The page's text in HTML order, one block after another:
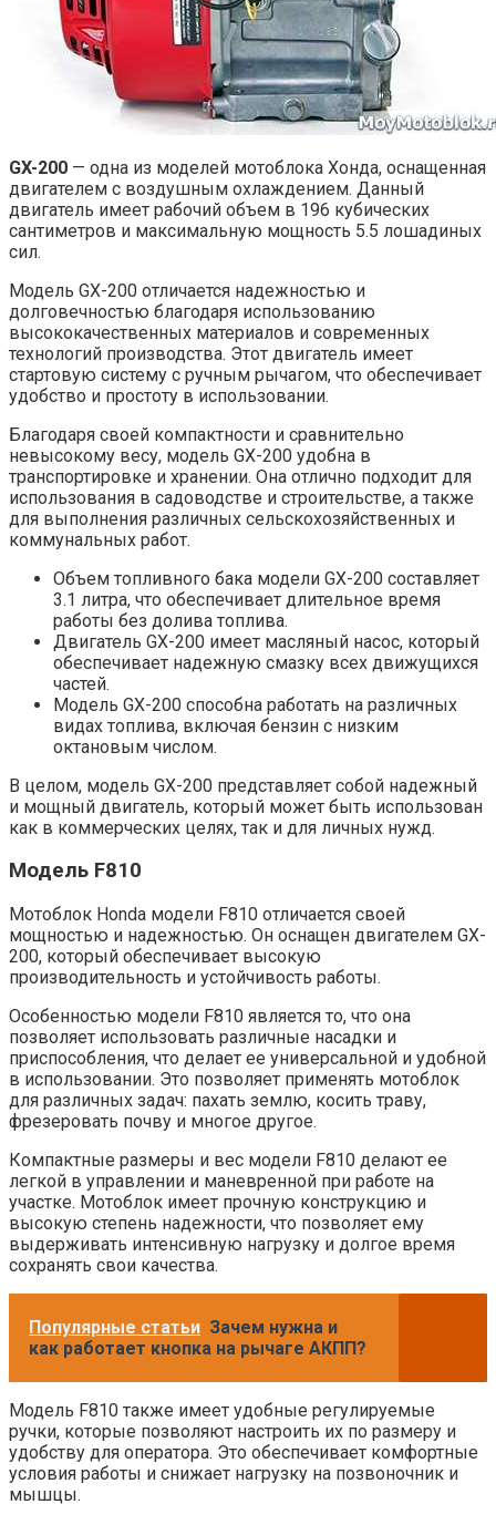
GX-200 — одна из моделей мотоблока Хонда, оснащенная
двигателем с воздушным охлаждением. Данный
двигатель имеет рабочий объем в 196 кубических
сантиметров и максимальную мощность 5.5 лошадиных
сил.
Модель GX-200 отличается надежностью и
долговечностью благодаря использованию
высококачественных материалов и современных
технологий производства. Этот двигатель имеет
стартовую систему с ручным рычагом, что обеспечивает
удобство и простоту в использовании.
Благодаря своей компактности и сравнительно
невысокому весу, модель GX-200 удобна в
транспортировке и хранении. Она отлично подходит для
использования в садоводстве и строительстве, а также
для выполнения различных сельскохозяйственных и
коммунальных работ.
Объем топливного бака модели GX-200 составляет
3.1 литра, что обеспечивает длительное время
работы без долива топлива.
Двигатель GX-200 имеет масляный насос, который
обеспечивает надежную смазку всех движущихся
частей.
Модель GX-200 способна работать на различных
видах топлива, включая бензин с низким
октановым числом.
В целом, модель GX-200 представляет собой надежный
и мощный двигатель, который может быть использован
как в коммерческих целях, так и для личных нужд.
Модель F810
Мотоблок Honda модели F810 отличается своей
мощностью и надежностью. Он оснащен двигателем GX-
200, который обеспечивает высокую
производительность и устойчивость работы.
Особенностью модели F810 является то, что она
позволяет использовать различные насадки и
приспособления, что делает ее универсальной и удобной
в использовании. Это позволяет применять мотоблок
для различных задач: пахать землю, косить траву,
фрезеровать почву и многое другое.
Компактные размеры и вес модели F810 делают ее
легкой в управлении и маневренной при работе на
участке. Мотоблок имеет прочную конструкцию и
высокую степень надежности, что позволяет ему
выдерживать интенсивную нагрузку и долгое время
сохранять свои качества.
Популярные статьи Зачем нужна и
как работает кнопка на рычаге АКПП?
Модель F810 также имеет удобные регулируемые
ручки, которые позволяют настроить их по размеру и
удобству для оператора. Это обеспечивает комфортные
условия работы и снижает нагрузку на позвоночник и
мышцы.